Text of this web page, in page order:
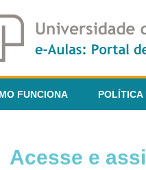
FUNCIONA POLÍTICA
Acesse e